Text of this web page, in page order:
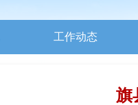
工作动态
旗